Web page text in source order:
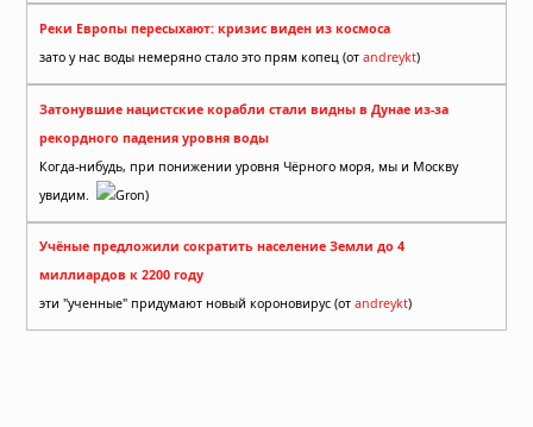
Реки Европы пересыхают: кризис виден из космоса
зато у нас воды немеряно стало это прям копец (от andreykt)
Затонувшие нацистские корабли стали видны в Дунае из-за
рекордного падения уровня воды
Когда-нибудь, при понижении уровня Чёрного моря, мы и Москву
увидим.
Gron)
Учёные предложили сократить население Земли до 4
миллиардов к 2200 году
эти "ученные" придумают новый короновирус (от andreykt)